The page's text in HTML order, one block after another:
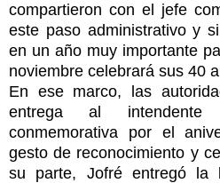
compartieron con el jefe
este paso administrativo y
en un año muy importante
noviembre celebrará sus 40
En ese marco, las
entrega al
conmemorativa por el
gesto de reconocimiento y
su parte, Jofré entregó la